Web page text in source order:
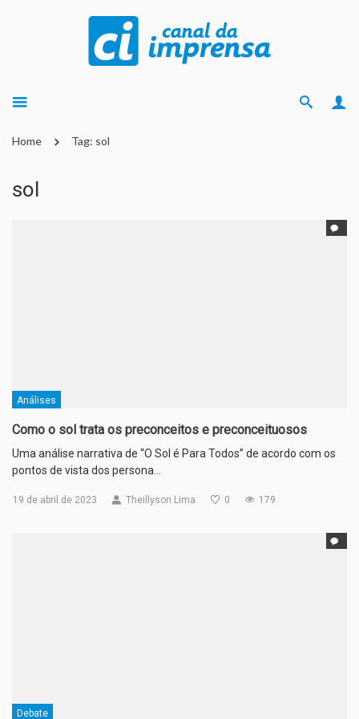
Home Tag: sol
sol
Análises
Como o sol trata os preconceitos e preconceituosos
Uma análise narrativa de “O Sol é Para Todos” de acordo com os
pontos de vista dos persona…
19 de abril de 2023 Theillyson Lima 0 179
Debate